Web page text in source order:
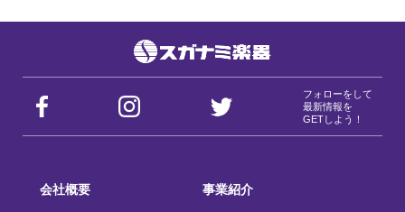
フォローをして
最新情報を
GETしよう！
会社概要 事業紹介